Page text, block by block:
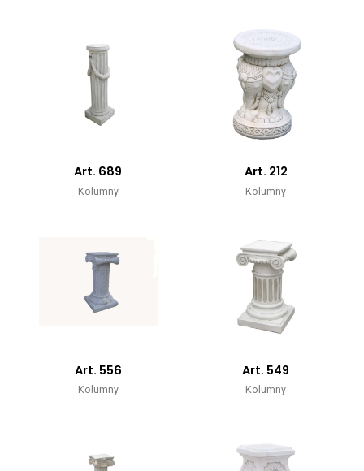
Art. 689
Kolumny
Art. 212
Kolumny
Art. 556
Kolumny
Art. 549
Kolumny